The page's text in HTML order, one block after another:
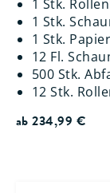
1 Stk.
1 Stk.
1 Stk.
12 Fl.
500 Stk.
12 Stk.
ab234,99 €